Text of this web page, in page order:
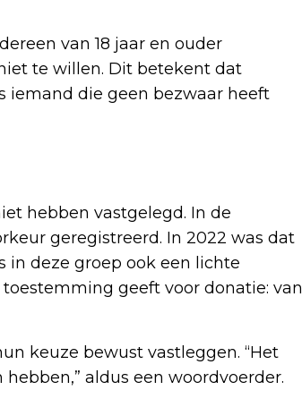
van 18 jaar en ouder
te willen. Dit betekent dat
iemand die geen bezwaar heeft
hebben vastgelegd. In de
geregistreerd. In 2022 was dat
in deze groep ook een lichte
geeft voor donatie: van
keuze bewust vastleggen. “Het
aldus een woordvoerder.